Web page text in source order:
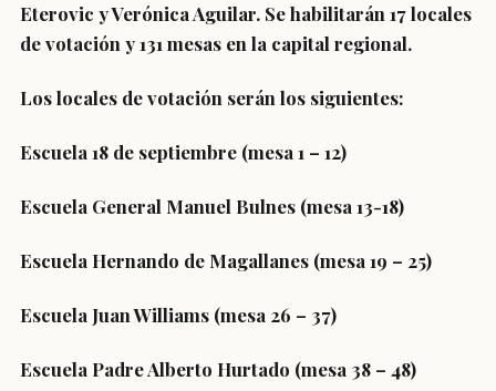
Eterovic y Verónica Aguilar. Se habilitarán 17 locales
de votación y 131 mesas en la capital regional.
Los locales de votación serán los siguientes:
Escuela 18 de septiembre (mesa 1 – 12)
Escuela General Manuel Bulnes (mesa 13-18)
Escuela Hernando de Magallanes (mesa 19 – 25)
Escuela Juan Williams (mesa 26 – 37)
Escuela Padre Alberto Hurtado (mesa 38 – 48)